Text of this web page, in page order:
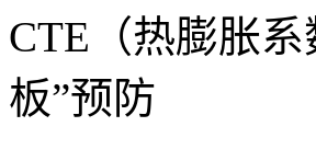
CTE（热膨胀
板”预防